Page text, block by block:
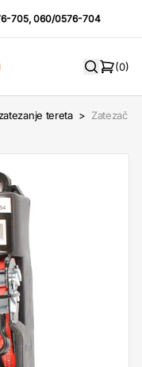
705,060/0576-704
(0)
tereta > Zatezač